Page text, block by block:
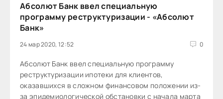
Абсолют Банк ввел специальную
программу реструктуризации - «Абсолют
Банк»
24 мар 2020, 12:52 0
Абсолют Банк ввел специальную программу
реструктуризации ипотеки для клиентов,
оказавшихся в сложном финансовом положении из-
за эпидемиологической обстановки с начала марта